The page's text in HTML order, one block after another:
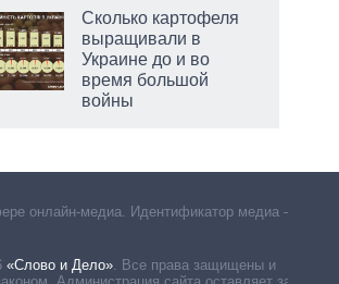
Сколько картофеля
выращивали в
Украине до и во
время большой
войны
онлайн-медиа. Идентификатор медиа –
«Слово и Дело». Все права защищены и